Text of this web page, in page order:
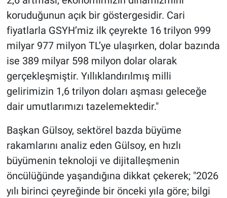
koruduğunun açık bir göstergesidir. Cari
fiyatlarla GSYH’miz ilk çeyrekte 16 trilyon 999
milyar 977 milyon TL’ye ulaşırken, dolar bazında
ise 389 milyar 598 milyon dolar olarak
gerçekleşmiştir. Yıllıklandırılmış milli
gelirimizin 1,6 trilyon doları aşması geleceğe
dair umutlarımızı tazelemektedir."
Başkan Gülsoy, sektörel bazda büyüme
rakamlarını analiz eden Gülsoy, en hızlı
büyümenin teknoloji ve dijitalleşmenin
öncülüğünde yaşandığına dikkat çekerek; "2026
yılı birinci çeyreğinde bir önceki yıla göre; bilgi